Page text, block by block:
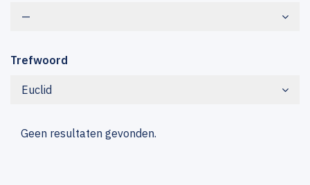
—
Trefwoord
Euclid
Geen resultaten gevonden.